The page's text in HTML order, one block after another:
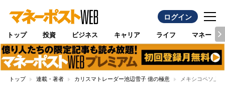
ログイン
トップ 投資 ビジネス キャリア ライフ マネー
トップ 連載・著者 カリスマトレーダー池辺雪子 億の極意 メキシコペソ上